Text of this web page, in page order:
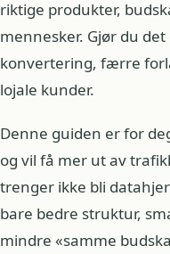
riktige produkter,
mennesker. Gjør du
konvertering, færre
lojale kunder.
Denne guiden er for
og vil få mer ut av
trenger ikke bli
bare bedre struktur,
mindre «samme